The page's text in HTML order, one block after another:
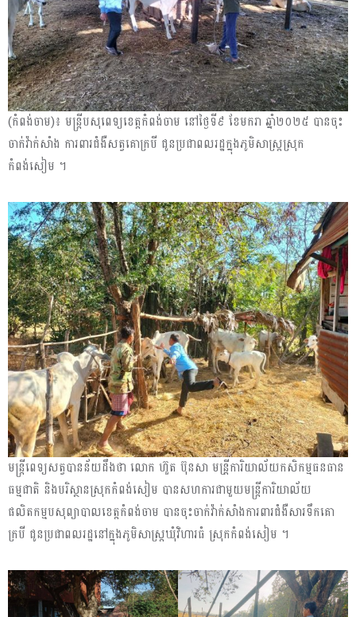
(កំពង់ចាម)៖ មន្ត្រីបសុពេទ្យខេត្តកំពង់ចាម នៅថ្ងៃទី៩ ខែមករា ឆ្នាំ២០២៥ បានចុះ
ចាក់វ៉ាក់សាំង ការពារជំងឺសត្វគោក្របី ជូនប្រជាពលរដ្ឋក្នុងភូមិសាស្ត្រស្រុក
កំពង់សៀម ។
មន្ត្រីពេទ្យសត្វបានន័យដឹងថា លោក ហ៊ួត ប៊ុនសា មន្រី្ដការិយាល័យកសិកម្មធនធាន
ធម្មជាតិ និងបរិស្ថានស្រុកកំពង់សៀម បានសហការជាមួយមន្ត្រីការិយាល័យ
ផលិតកម្មបសុព្យាបាលខេត្តកំពង់ចាម បានចុះចាក់វ៉ាក់សាំងការពារជំងឺសារទឹកគោ
ក្របី ជូនប្រជាពលរដ្ឋនៅក្នុងភូមិសាស្ត្រឃុំវិហារធំ ស្រុកកំពង់សៀម ។